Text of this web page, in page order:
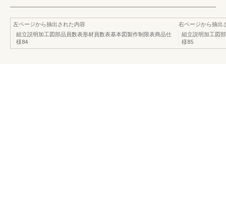
左ページから抽出された内容
組立説明加工図部品員数表形材員数表基本図製作制限表商品仕
様84
右ページから抽出
組立説明加工図
様85